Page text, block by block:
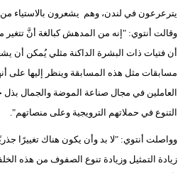
يترعرعون في لندن، وهم يشعرون بالاستياء
وقالت أنتوي: "إنه من المدهش كبالغة أنَّ تتغير
أن فتيات ذات البشرة الداكنة مثلي يُمكن أن
مسابقات مثل هذه المسابقة وينظر إليها على
العاملين في مجال صناعة الموضة والجمال بذل
التنوع في حملاتهم الترويجية وعلى منصاتهم".
وواصلت أنتوي: "لا بد وأن يكون هناك تغييرًا
زيادة التمثيل وزيادة تنوع الصفوف من هذه